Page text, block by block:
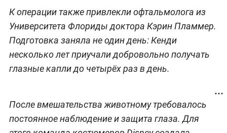
К операции также привлекли офтальмолога из
Университета Флориды доктора Кэрин Пламмер.
Подготовка заняла не один день: Кенди
несколько лет приучали добровольно получать
глазные капли до четырёх раз в день.
После вмешательства животному требовалось
постоянное наблюдение и защита глаза. Для